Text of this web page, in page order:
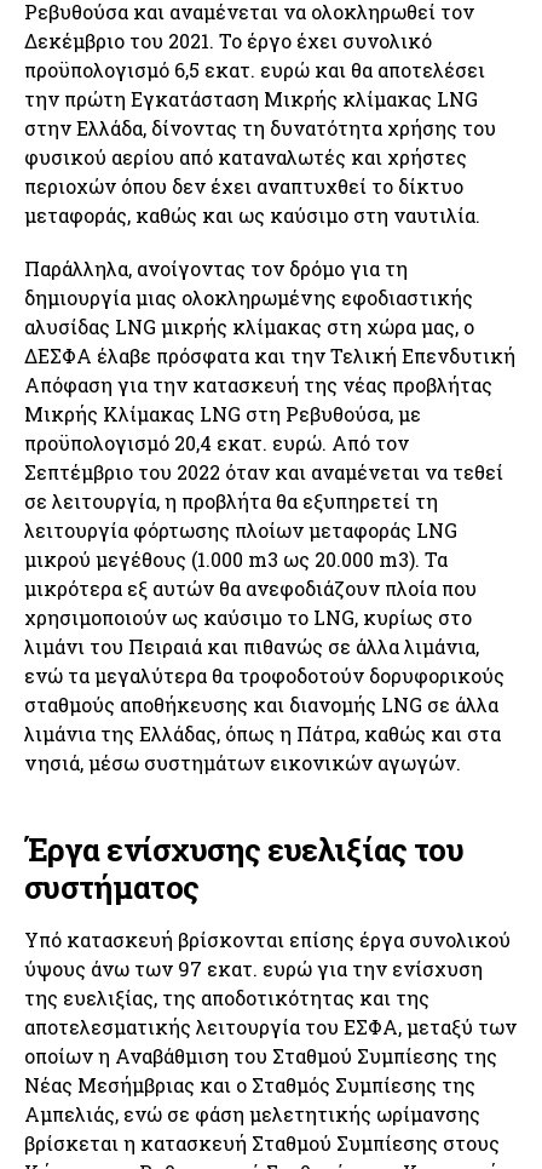
Ρεβυθούσα και αναμένεται να ολοκληρωθεί τον
Δεκέμβριο του 2021. Το έργο έχει συνολικό
προϋπολογισμό 6,5 εκατ. ευρώ και θα αποτελέσει
την πρώτη Εγκατάσταση Μικρής κλίμακας LNG
στην Ελλάδα, δίνοντας τη δυνατότητα χρήσης του
φυσικού αερίου από καταναλωτές και χρήστες
περιοχών όπου δεν έχει αναπτυχθεί το δίκτυο
μεταφοράς, καθώς και ως καύσιμο στη ναυτιλία.
Παράλληλα, ανοίγοντας τον δρόμο για τη
δημιουργία μιας ολοκληρωμένης εφοδιαστικής
αλυσίδας LNG μικρής κλίμακας στη χώρα μας, ο
ΔΕΣΦΑ έλαβε πρόσφατα και την Τελική Επενδυτική
Απόφαση για την κατασκευή της νέας προβλήτας
Μικρής Κλίμακας LNG στη Ρεβυθούσα, με
προϋπολογισμό 20,4 εκατ. ευρώ. Από τον
Σεπτέμβριο του 2022 όταν και αναμένεται να τεθεί
σε λειτουργία, η προβλήτα θα εξυπηρετεί τη
λειτουργία φόρτωσης πλοίων μεταφοράς LNG
μικρού μεγέθους (1.000 m3 ως 20.000 m3). Τα
μικρότερα εξ αυτών θα ανεφοδιάζουν πλοία που
χρησιμοποιούν ως καύσιμο το LNG, κυρίως στο
λιμάνι του Πειραιά και πιθανώς σε άλλα λιμάνια,
ενώ τα μεγαλύτερα θα τροφοδοτούν δορυφορικούς
σταθμούς αποθήκευσης και διανομής LNG σε άλλα
λιμάνια της Ελλάδας, όπως η Πάτρα, καθώς και στα
νησιά, μέσω συστημάτων εικονικών αγωγών.
Έργα ενίσχυσης ευελιξίας του
συστήματος
Υπό κατασκευή βρίσκονται επίσης έργα συνολικού
ύψους άνω των 97 εκατ. ευρώ για την ενίσχυση
της ευελιξίας, της αποδοτικότητας και της
αποτελεσματικής λειτουργία του ΕΣΦΑ, μεταξύ των
οποίων η Αναβάθμιση του Σταθμού Συμπίεσης της
Νέας Μεσήμβριας και ο Σταθμός Συμπίεσης της
Αμπελιάς, ενώ σε φάση μελετητικής ωρίμανσης
βρίσκεται η κατασκευή Σταθμού Συμπίεσης στους